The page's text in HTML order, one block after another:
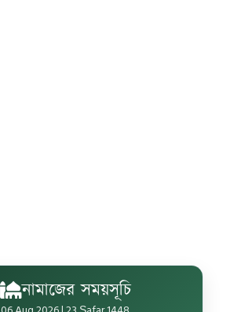
নামাজের সময়সূচি